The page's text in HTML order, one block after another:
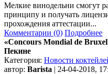
Мелкие винодельни смогут
принципу и получать
прохождения аттестации...
Комментарии (0) Подробнее
«Concours Mondial de
Пекине
Категория: Новости
автор: Barista | 24-04-2018,